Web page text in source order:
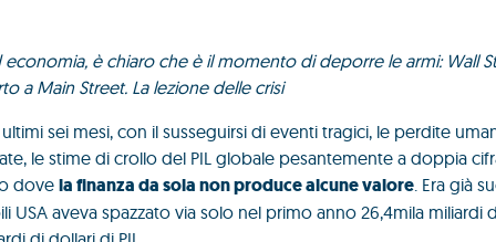
economia, è chiaro che è il momento di deporre le armi: Wall
a Main Street. La lezione delle crisi
sei mesi, con il susseguirsi di eventi tragici, le perdite
le stime di crollo del PIL globale pesantemente a doppia
dove la finanza da sola non produce alcune valore. Era già
USA aveva spazzato via solo nel primo anno 26,4mila miliardi